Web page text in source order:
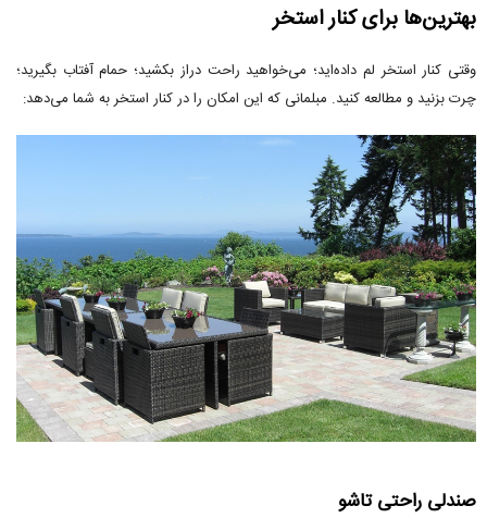
بهترین‌ها برای کنار استخر
وقتی کنار استخر لم داده‌اید؛ می‌خواهید راحت دراز بکشید؛ حمام آفتاب بگیرید؛
چرت بزنید و مطالعه کنید. مبلمانی که این امکان را در کنار استخر به شما می‌دهد:
صندلی راحتی تاشو